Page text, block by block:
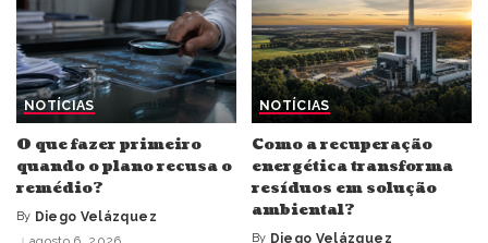
NOTÍCIAS
O que fazer primeiro
quando o plano recusa o
remédio?
Posted
by
By Diego Velázquez
NOTÍCIAS
Como a recuperação
energética transforma
resíduos em solução
ambiental?
By Diego Velázquez